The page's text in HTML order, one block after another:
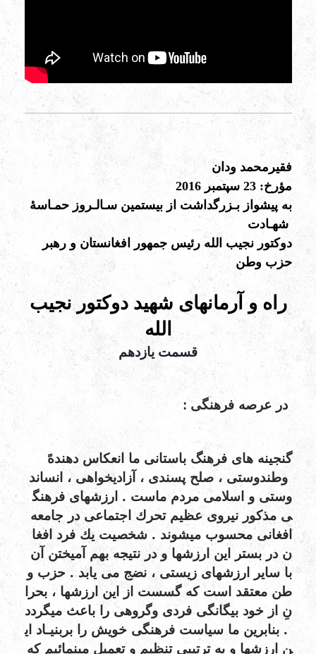
فقیرمحمد ودان
مؤرخ: 23 سپتمبر 2016
به پیشواز بـزرگداشت از بیستمین سـالـروز حمـاسۀ
شهـادت
دوکتور نجیب الله رئیس جمهور افغانستان و رهبر
حزب وطن
راه و آرمانهای شهید دوکتور نجیب
الله
قسمت یازدهم
: در عرصه فرهنگی
گنجينه های فرهنگ باستانی ما انعكاس دهندهً
وطندوستی ، صلح پسندی ، آزاديخواهی ،
انساند
وستی و اسلامی مردم ماست . ارزشهای فرهنگ
ی مذکور نيروی عظيم تحرك اجتماعی در جامعه
افغانی محسوب ميشوند . شخصيت يك فرد افغا
ن در بستر اين ارزشها و در نتيجه بهم آميختن آن
با ساير ارزشهای زيستی ، نضج می يابد.حزب و
طن معتقد است كه گسست از اين ارزشها ، بحرا
نِ از خود بيگانگی فردی وگروهی را باعث ميگردد
.بنابرين ما سياست فرهنگی خويش را بربنيـاد اي
ن ارزشها و به ترتيبی تنظيم و تعميل مينمائيم كه